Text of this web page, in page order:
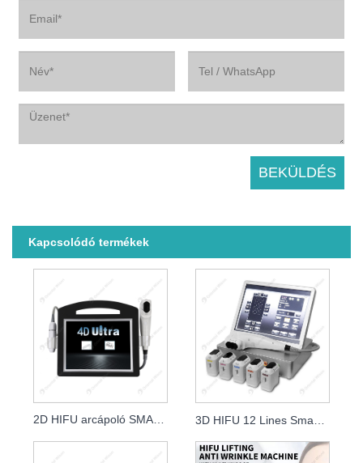
Kapcsolódó termékek
2D HIFU arcápoló SMAS Lifting ránctalanító szalongép